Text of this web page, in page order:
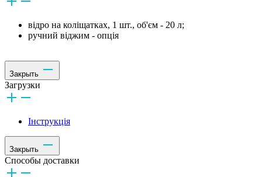
відро на коліщатках, 1 шт., об'єм - 20 л;
ручний віджим - опція
Закрыть
Загрузки
Інструкція
Закрыть
Способы доставки